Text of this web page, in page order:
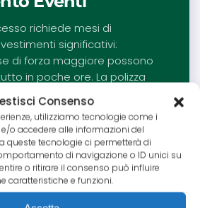
Consenso
utilizziamo tecnologie come i
o accedere alle informazioni del
queste tecnologie ci permetterà di
di navigazione o ID unici su
o ritirare il consenso può influire
caratteristiche e funzioni.
richiede mesi di
significativi:
di forza maggiore possono
in poche ore. La polizza
protegge il tuo investimento,
disastro finanziario in